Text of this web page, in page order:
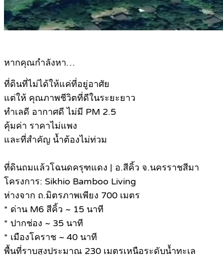
หากคุณกำลังหา…
ที่ดินที่ไม่ได้ให้แค่ที่อยู่อาศัย
แต่ให้ คุณภาพชีวิตที่ดีในระยะยาว
ทำเลดี อากาศดี ไม่มี PM 2.5
คุ้มค่า ราคาไม่แพง
และที่สำคัญ น้ำต้องไม่ท่วม
ที่ดินถมแล้วโฉนดครุฑแดง | อ.สีคิ้ว จ.นครราชสีมา
โครงการ: Sikhio Bamboo Living
ห่างจาก ถ.มิตรภาพเพียง 700 เมตร
* ด่าน M6 สีคิ้ว ~ 15 นาที
* ปากช่อง ~ 35 นาที
* เมืองโคราช ~ 40 นาที
พื้นที่ราบสูงประมาณ 230 เมตรเหนือระดับน้ำทะเล